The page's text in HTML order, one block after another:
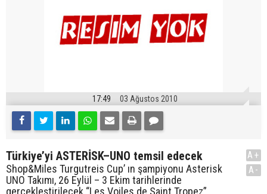
17:49 03 Ağustos 2010
Türkiye’yi ASTERİSK–UNO temsil edecek
Shop&Miles Turgutreis Cup’ ın şampiyonu Asterisk
UNO Takımı, 26 Eylül – 3 Ekim tarihlerinde
gerçekleştirilecek “Les Voiles de Saint Tropez”
A+
A-